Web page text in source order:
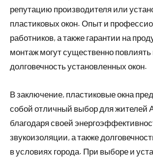
репутацию производителя или
пластиковых окон. Опыт и
работников, а также гарантии на
монтаж могут существенно повлиять
долговечность установленных окон.
В заключение, пластиковые окна
собой отличный выбор для жителей
благодаря своей
звукоизоляции, а также
в условиях города. При выборе и